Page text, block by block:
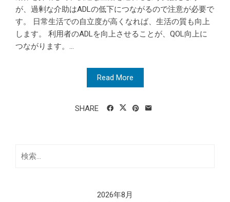
が、過剰な介助はADLの低下につながるので注意が必要で
す。 日常生活での自立度が高くなれば、生活の質も向上
します。 利用者のADLを向上させることが、QOL向上に
つながります。...
Read More
SHARE
索:
2026年8月